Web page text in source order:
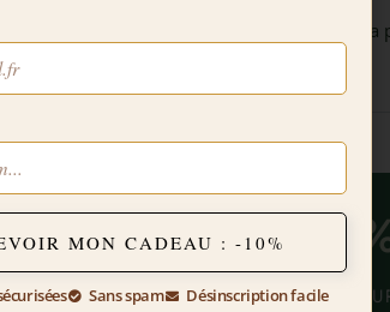
et un sommeil apaisé, tout en soutenant la
BIODISPONIBLE
100%
PETITS
100
MON CADEAU : -10%
Sans spam Désinscription facile